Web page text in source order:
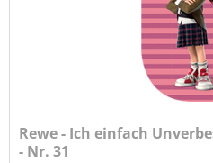
Rewe - Ich einfach
- Nr. 31